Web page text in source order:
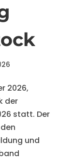
2026,
der
statt. Der
und